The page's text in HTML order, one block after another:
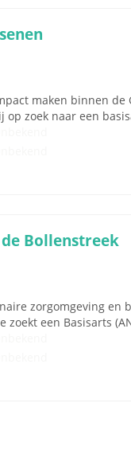
maken binnen de
zoek naar een
Bollenstreek
zorgomgeving en
een Basisarts